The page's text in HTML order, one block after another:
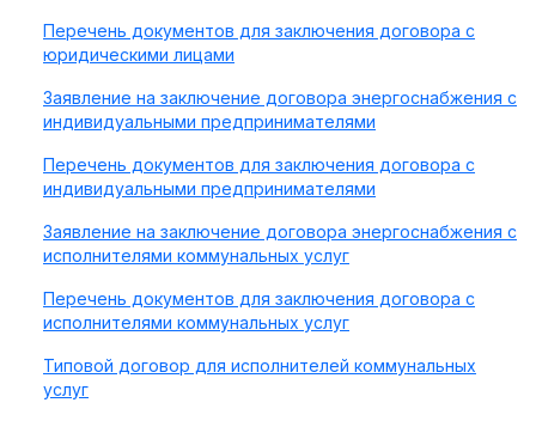
Перечень документов для заключения договора с
юридическими лицами
Заявление на заключение договора энергоснабжения с
индивидуальными предпринимателями
Перечень документов для заключения договора с
индивидуальными предпринимателями
Заявление на заключение договора энергоснабжения с
исполнителями коммунальных услуг
Перечень документов для заключения договора с
исполнителями коммунальных услуг
Типовой договор для исполнителей коммунальных
услуг